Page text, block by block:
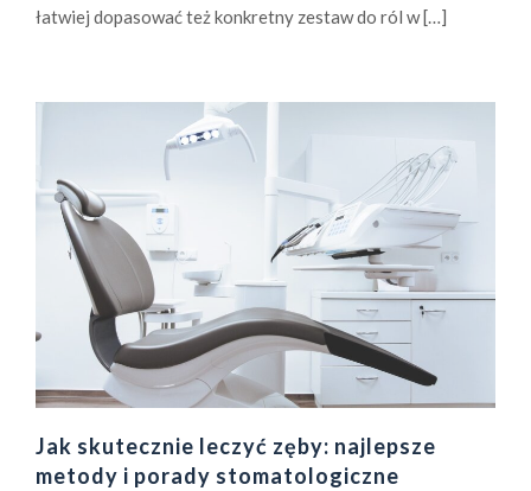
łatwiej dopasować też konkretny zestaw do ról w […]
Jak skutecznie leczyć zęby: najlepsze
metody i porady stomatologiczne